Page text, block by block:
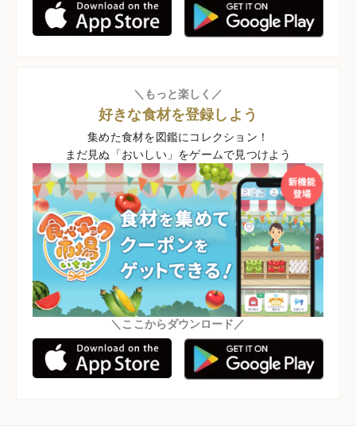
＼もっと楽しく／
好きな食材を登録しよう
集めた食材を図鑑にコレクション！
まだ見ぬ「おいしい」をゲームで見つけよう
＼ここからダウンロード／